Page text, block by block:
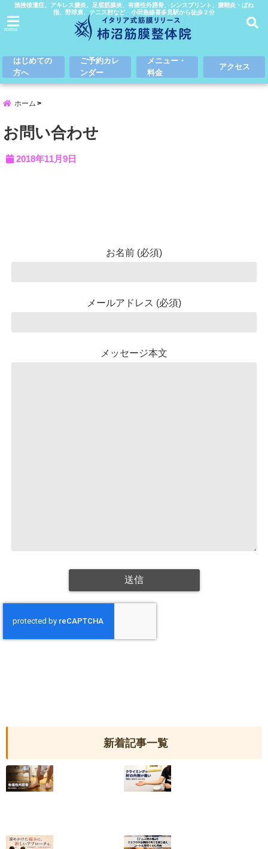
捻挫後遺症、アキレス腱炎、足底筋膜炎、有痛性外脛骨、シンスプリント、腱鞘炎・ばね
指、野球肩、テニス肘など 小田急線喜多見駅から徒歩２分
menu
はじめての
方へ
ご予約カレ
ンダー
メニュー・
料金
アクセス
ホーム
お問い合わせ
2018年11月9日
お名前 (必須)
メールアドレス (必須)
メッセージ本文
新着記事一覧
【有痛性外脛骨】
小6から続いた足
クライミングで肘
の内側が痛い｜